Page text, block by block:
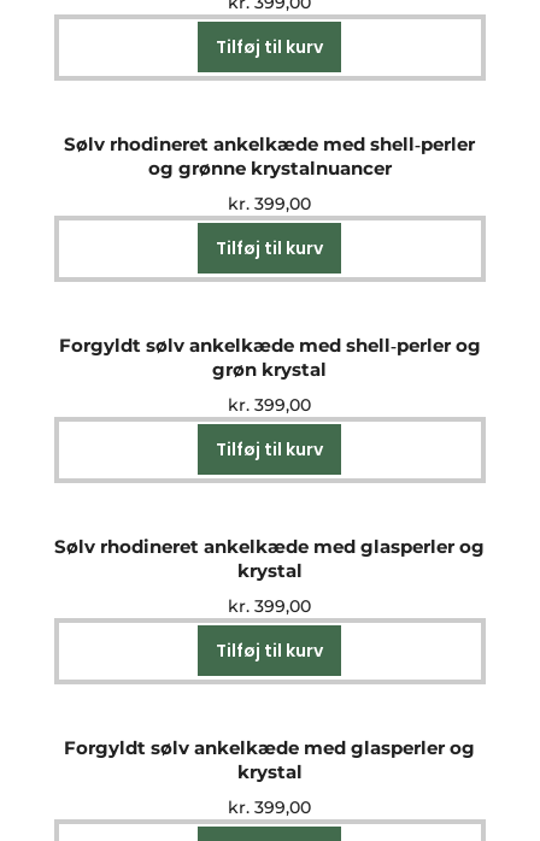
Tilføj til kurv
Sølv rhodineret ankelkæde med shell‑perler
og grønne krystalnuancer
kr. 399,00
Tilføj til kurv
Forgyldt sølv ankelkæde med shell‑perler og
grøn krystal
kr. 399,00
Tilføj til kurv
Sølv rhodineret ankelkæde med glasperler og
krystal
kr. 399,00
Tilføj til kurv
Forgyldt sølv ankelkæde med glasperler og
krystal
kr. 399,00